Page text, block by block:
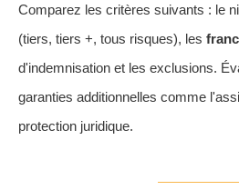
Comparez les critères suivants : le
(tiers, tiers +, tous risques), les
d'indemnisation et les exclusions.
garanties additionnelles comme
protection juridique.